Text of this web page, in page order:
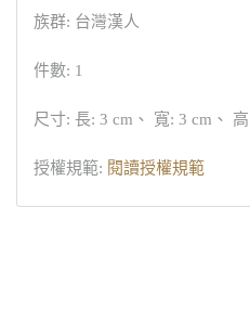
族群: 台灣漢人
件數: 1
尺寸: 長: 3 cm、 寬: 3 cm、
授權規範: 閱讀授權規範